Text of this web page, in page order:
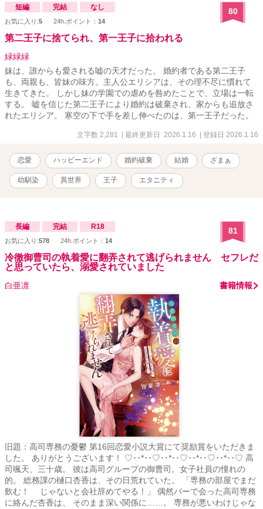
ノウチカナタ）３２歳・働きたい企業ランキングトップを独占する
大手総合電機メーカー「竹野内グループ」の社長・海外帰りの超絶
ハイスペックなイケメン御曹司・優れた嗅覚の持ち主 ＊葛城穂乃香
（カツラギホノカ）２７歳・男性不信の生真面目秘書・過去のトラ
ウマから地味な装いを徹底している .。.:*・゜＋.。.:*・゜
＋.。.:*・゜＋.。.:*・゜ ※この作品はフィクションです。実在の人
物・団体とは一切関係ありません .｡.:*･ﾟ＋.｡.:*･ﾟ＋.｡.:*･ﾟ＋.｡.:*･ﾟ ✧
エブリスタ様にて初公開23.1.9✧
短編 完結 なし
お気に入り:5 24h.ポイント： 14
80
第二王子に捨てられ、第一王子に拾われる
緑緑緑
妹は、誰からも愛される嘘の天才だった。 婚約者である第二王子
も、両親も、皆妹の味方。主人公エリシアは、その理不尽に慣れて
生きてきた。 しかし妹の学園での虐めを咎めたことで、立場は一転
する。 嘘を信じた第二王子により婚約は破棄され、家からも追放さ
れたエリシア。 寒空の下で手を差し伸べたのは、第一王子だった。
文字数 2,281 | 最終更新日 2026.1.16 | 登録日 2026.1.16
恋愛 ハッピーエンド 婚約破棄 結婚 ざまぁ
幼馴染 異世界 王子 エタニティ
長編 完結 R18
お気に入り:578 24h.ポイント： 14
81
冷徹御曹司の執着愛に翻弄されて逃げられません セフレだ
と思っていたら、溺愛されていました
白亜凛 書籍情報
旧題：高司専務の憂鬱 第16回恋愛小説大賞にて奨励賞をいただきま
した。 ありがとうございます！ ♡･･*･･♡･･*･･♡･･*･･♡･･*･･♡ 高
司颯天、三十歳。 彼は高司グループの御曹司。女子社員の憧れの
的。 総務課の樋口杏香は、その日荒れていた。 「専務の部屋でまだ
飲む！ じゃないと会社辞めてやる！」 偶然バーで会った高司専務
に絡んだ杏香は、 そのまま深い関係に……。 専務が悪いわけじゃな